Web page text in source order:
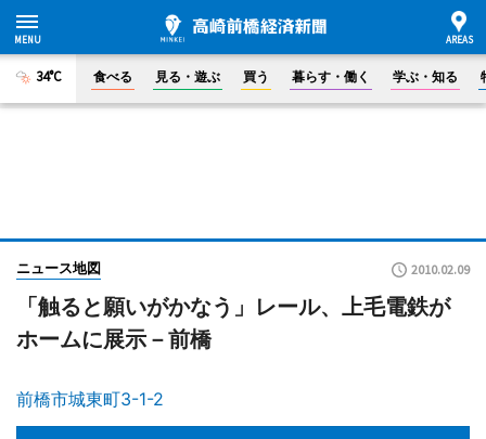
34°C 食べる 見る・遊ぶ 買う 暮らす・働く 学ぶ・知る
ニュース地図 2010.02.09
「触ると願いがかなう」レール、上毛電鉄が
ホームに展示－前橋
前橋市城東町3-1-2